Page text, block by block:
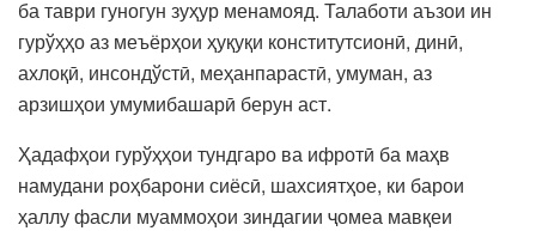
ба таври гуногун зуҳур менамояд. Талаботи аъзои ин
гурўҳҳо аз меъёрҳои ҳуқуқи конститутсионӣ, динӣ,
ахлоқӣ, инсондўстӣ, меҳанпарастӣ, умуман, аз
арзишҳои умумибашарӣ берун аст.
Ҳадафҳои гурўҳҳои тундгаро ва ифротӣ ба маҳв
намудани роҳбарони сиёсӣ, шахсиятҳое, ки барои
ҳаллу фасли муаммоҳои зиндагии ҷомеа мавқеи